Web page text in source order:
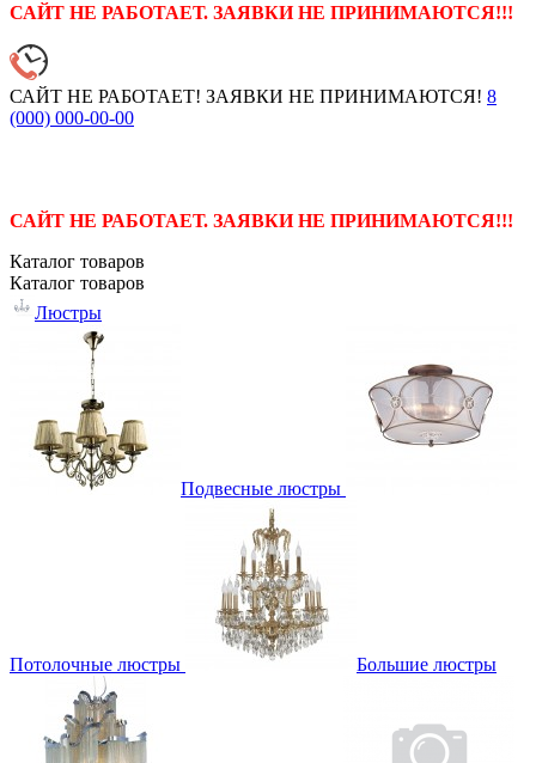
САЙТ НЕ РАБОТАЕТ. ЗАЯВКИ НЕ ПРИНИМАЮТСЯ!!!
САЙТ НЕ РАБОТАЕТ! ЗАЯВКИ НЕ ПРИНИМАЮТСЯ! 8
(000) 000-00-00
САЙТ НЕ РАБОТАЕТ. ЗАЯВКИ НЕ ПРИНИМАЮТСЯ!!!
Каталог товаров
Каталог товаров
Люстры
Подвесные люстры
Потолочные люстры Большие люстры